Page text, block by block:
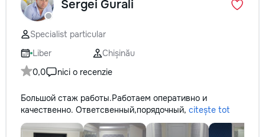
Sergei Gurali
Specialist particular
Liber
Chișinău
0,0
nici o recenzie
Большой стаж работы.Работаем оперативно и
качественно. Ответсвенный,порядочный, citește tot